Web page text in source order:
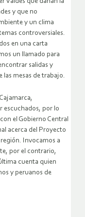
y que no
y un clima
controversiales.
en una carta
un llamado para
salidas y
las mesas de trabajo.
escuchados, por lo
el Gobierno Central
acerca del Proyecto
Invocamos a
por el contrario,
cuenta quien
y peruanos de